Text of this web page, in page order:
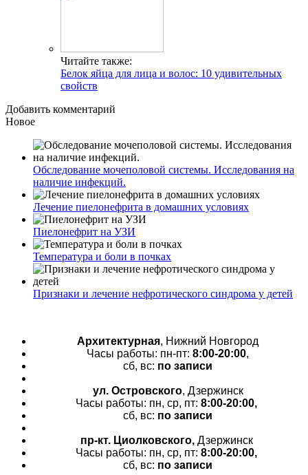
Читайте также:
Белок яйца для лица и волос: 10 удивительных
свойств
Добавить комментарий
Новое
Обследование мочеполовой системы. Исследования на
наличие инфекций.
Лечение пиелонефрита в домашних условиях
Пиелонефрит на УЗИ
Температура и боли в почках
Признаки и лечение нефротического синдрома у детей
Архитектурная, Нижний Новгород
Часы работы: пн-пт: 8:00-20:00,
сб, вс: по записи
ул. Островского, Дзержинск
Часы работы: пн, ср, пт: 8:00-20:00,
сб, вс: по записи
пр-кт. Циолковского, Дзержинск
Часы работы: пн, ср, пт: 8:00-20:00,
сб, вс: по записи